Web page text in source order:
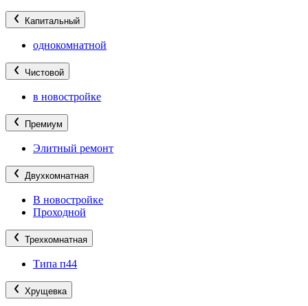
Капитальный
однокомнатной
Чистовой
в новостройке
Премиум
Элитный ремонт
Двухкомнатная
В новостройке
Проходной
Трехкомнатная
Типа п44
Хрущевка